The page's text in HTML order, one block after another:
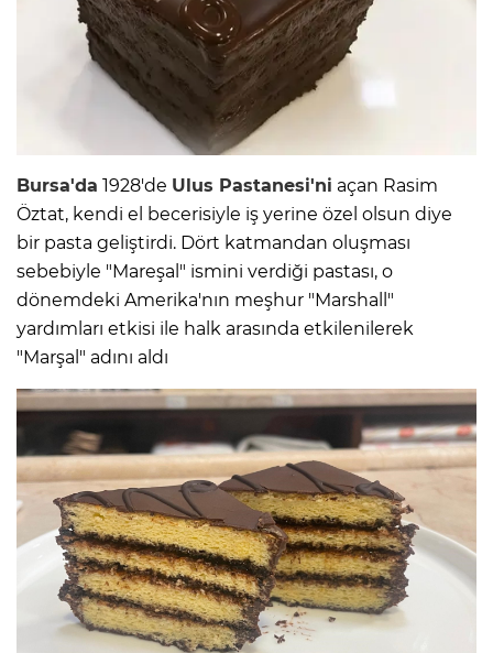
Bursa'da 1928'de Ulus Pastanesi'ni açan Rasim
Öztat, kendi el becerisiyle iş yerine özel olsun diye
bir pasta geliştirdi. Dört katmandan oluşması
sebebiyle "Mareşal" ismini verdiği pastası, o
dönemdeki Amerika'nın meşhur "Marshall"
yardımları etkisi ile halk arasında etkilenilerek
"Marşal" adını aldı